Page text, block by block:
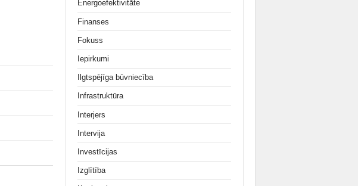
Energoefektivitāte
Finanses
Fokuss
Iepirkumi
Ilgtspējīga būvniecība
Infrastruktūra
Interjers
Intervija
Investīcijas
Izglītība